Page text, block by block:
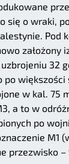
się o wraki,
Pod
założony
uzbrojeniu 32
po
w kal. 75
a to w
po
M1
przezwisko –